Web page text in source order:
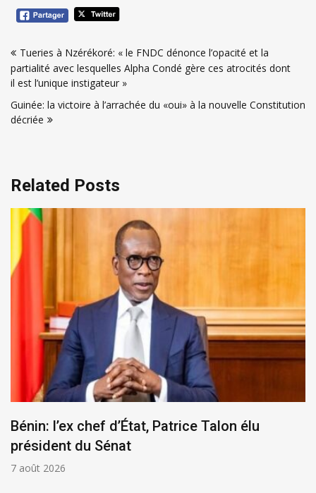
de
l’article
Tueries à Nzérékoré: « le FNDC dénonce l’opacité et la
partialité avec lesquelles Alpha Condé gère ces atrocités dont
il est l’unique instigateur »
Guinée: la victoire à l’arrachée du «oui» à la nouvelle Constitution
décriée
Related Posts
Bénin: l’ex chef d’État, Patrice Talon élu
président du Sénat
7 août 2026